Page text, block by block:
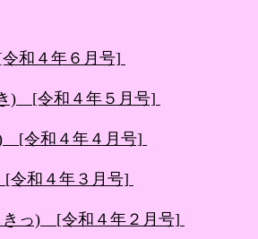
和４年６月号]
) [令和４年５月号]
) [令和４年４月号]
令和４年３月号]
きっ) [令和４年２月号]